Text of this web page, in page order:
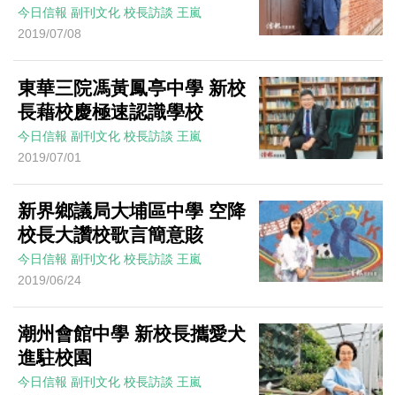
今日信報 副刊文化 校長訪談 王嵐
2019/07/08
東華三院馮黃鳳亭中學 新校
長藉校慶極速認識學校
今日信報 副刊文化 校長訪談 王嵐
2019/07/01
新界鄉議局大埔區中學 空降
校長大讚校歌言簡意賅
今日信報 副刊文化 校長訪談 王嵐
2019/06/24
潮州會館中學 新校長攜愛犬
進駐校園
今日信報 副刊文化 校長訪談 王嵐